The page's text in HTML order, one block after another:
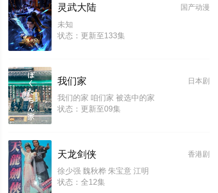
国产动漫
灵武大陆
未知
状态：更新至133集
日本剧
我们家
我们的家 咱们家 被选中的家
状态：更新至09集
香港剧
天龙剑侠
徐少强 魏秋桦 朱宝意 江明
状态：全12集